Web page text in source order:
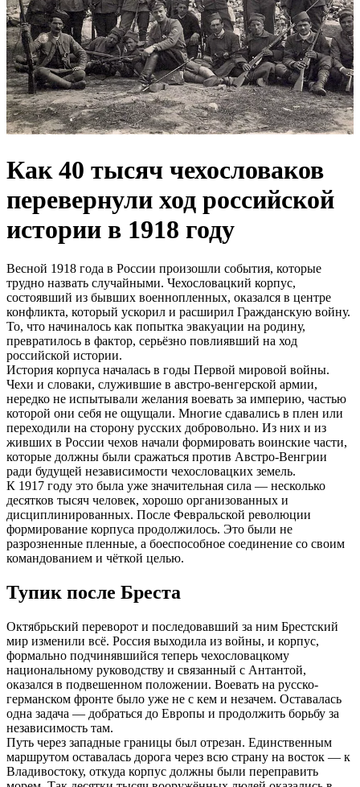
Как 40 тысяч чехословаков
перевернули ход российской
истории в 1918 году
Весной 1918 года в России произошли события, которые
трудно назвать случайными. Чехословацкий корпус,
состоявший из бывших военнопленных, оказался в центре
конфликта, который ускорил и расширил Гражданскую войну.
То, что начиналось как попытка эвакуации на родину,
превратилось в фактор, серьёзно повлиявший на ход
российской истории.
История корпуса началась в годы Первой мировой войны.
Чехи и словаки, служившие в австро-венгерской армии,
нередко не испытывали желания воевать за империю, частью
которой они себя не ощущали. Многие сдавались в плен или
переходили на сторону русских добровольно. Из них и из
живших в России чехов начали формировать воинские части,
которые должны были сражаться против Австро-Венгрии
ради будущей независимости чехословацких земель.
К 1917 году это была уже значительная сила — несколько
десятков тысяч человек, хорошо организованных и
дисциплинированных. После Февральской революции
формирование корпуса продолжилось. Это были не
разрозненные пленные, а боеспособное соединение со своим
командованием и чёткой целью.
Тупик после Бреста
Октябрьский переворот и последовавший за ним Брестский
мир изменили всё. Россия выходила из войны, и корпус,
формально подчинявшийся теперь чехословацкому
национальному руководству и связанный с Антантой,
оказался в подвешенном положении. Воевать на русско-
германском фронте было уже не с кем и незачем. Оставалась
одна задача — добраться до Европы и продолжить борьбу за
независимость там.
Путь через западные границы был отрезан. Единственным
маршрутом оставалась дорога через всю страну на восток — к
Владивостоку, откуда корпус должны были переправить